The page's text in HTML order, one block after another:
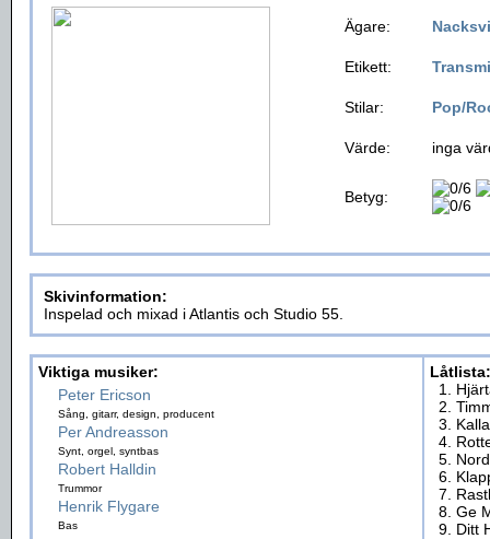
Ägare:
Etikett:
Stilar: Pop/
Värde: inga
Betyg:
Skivinformation:
Inspelad och mixad i Atlantis och Studio 55.
Viktiga musiker:
Peter Ericson
Sång, gitarr, design, producent
Per Andreasson
Synt, orgel, syntbas
Robert Halldin
Trummor
Henrik Flygare
Bas
Låtlista:
1.
2.
3.
4.
5.
6.
7.
8. Ge
9. Ditt